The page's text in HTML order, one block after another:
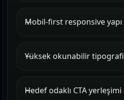
Mobil-first responsive yapı
Yüksek okunabilir tipografi
Hedef odaklı CTA yerleşimi